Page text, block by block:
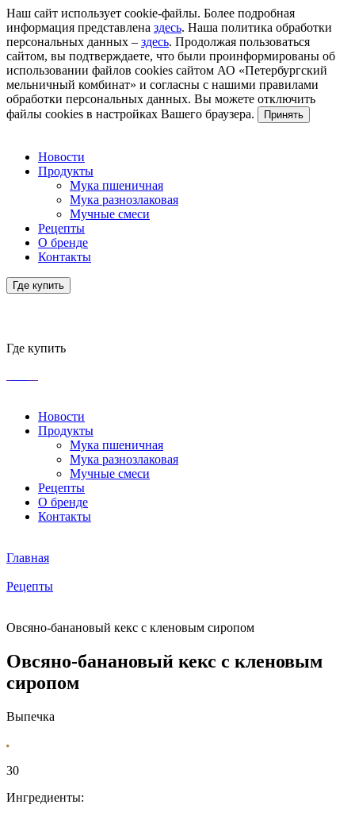
Наш сайт использует cookie-файлы. Более подробная
информация представлена здесь. Наша политика обработки
персональных данных – здесь. Продолжая пользоваться
сайтом, вы подтверждаете, что были проинформированы об
использовании файлов cookies сайтом АО «Петербургский
мельничный комбинат» и согласны с нашими правилами
обработки персональных данных. Вы можете отключить
файлы cookies в настройках Вашего браузера.
Принять
Новости
Продукты
Мука пшеничная
Мука разнозлаковая
Мучные смеси
Рецепты
О бренде
Контакты
Где купить
Где купить
Новости
Продукты
Мука пшеничная
Мука разнозлаковая
Мучные смеси
Рецепты
О бренде
Контакты
Главная
Рецепты
Овсяно-банановый кекс с кленовым сиропом
Овсяно-банановый кекс с кленовым
сиропом
Выпечка
30
Ингредиенты: